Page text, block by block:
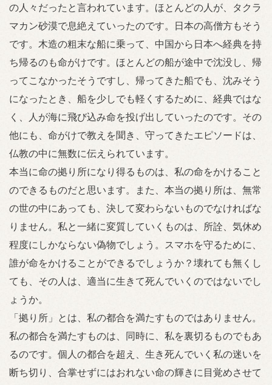
の人々だったと言われています。ほとんどの人が、タクラ
マカン砂漠で息絶えていったのです。日本の高僧方もそう
です。木造の粗末な船に乗って、中国から日本へ経典を持
ち帰るのも命がけです。ほとんどの船が途中で沈没し、帰
ってこなかったそうですし、帰ってきた船でも、沈みそう
になったとき、船を少しでも軽くするために、経典ではな
く、人が海に飛び込み命を投げ出していったのです。その
他にも、命がけで教えを聞き、守ってきたエピソードは、
仏教の中に無数に伝えられています。
本当に命の拠り所になり得るものは、私の命をかけること
のできるものだと思います。また、本当の拠り所は、無常
の世の中にあっても、決して変わらないものでなければな
りません。私と一緒に変質していくものは、所詮、気休め
程度にしかならない偽物でしょう。スマホを守るために、
誰が命をかけることができるでしょうか？壊れても無くし
ても、その人は、適当に生きて死んでいくのではないでし
ょうか。
「拠り所」とは、私の都合を満たすものではありません。
私の都合を満たすものは、同時に、私を裏切るものでもあ
るのです。個人の都合を超え、生き死んでいく私の迷いを
断ち切り、合掌せずにはおれない命の輝きに目覚めさせて